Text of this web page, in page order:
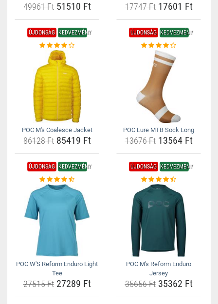
49961 Ft51510 Ft 17747 Ft17601 Ft
ÚJDONSÁG KEDVEZMÉNY
POC M's Coalesce Jacket
86128 Ft85419 Ft
ÚJDONSÁG KEDVEZMÉNY
POC Lure MTB Sock Long
13676 Ft13564 Ft
ÚJDONSÁG KEDVEZMÉNY
POC W'S Reform Enduro Light
Tee
27515 Ft27289 Ft
ÚJDONSÁG KEDVEZMÉNY
POC M's Reform Enduro
Jersey
35656 Ft35362 Ft